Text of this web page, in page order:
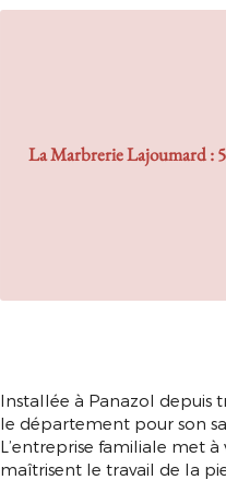
La Marbrerie Lajoumard :
Installée à Panazol depuis
le département pour son
L’entreprise familiale met
maîtrisent le travail de la